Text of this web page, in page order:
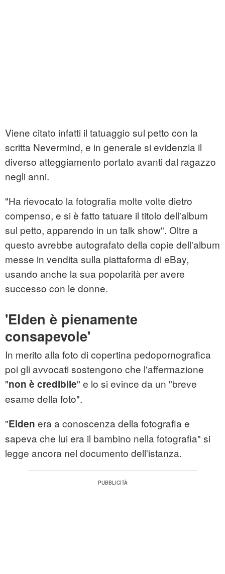
Viene citato infatti il tatuaggio sul petto con la
scritta Nevermind, e in generale si evidenzia il
diverso atteggiamento portato avanti dal ragazzo
negli anni.
"Ha rievocato la fotografia molte volte dietro
compenso, e si è fatto tatuare il titolo dell'album
sul petto, apparendo in un talk show". Oltre a
questo avrebbe autografato della copie dell'album
messe in vendita sulla piattaforma di eBay,
usando anche la sua popolarità per avere
successo con le donne.
'Elden è pienamente
consapevole'
In merito alla foto di copertina pedopornografica
poi gli avvocati sostengono che l'affermazione
"non è credibile" e lo si evince da un "breve
esame della foto".
"Elden era a conoscenza della fotografia e
sapeva che lui era il bambino nella fotografia" si
legge ancora nel documento dell'istanza.